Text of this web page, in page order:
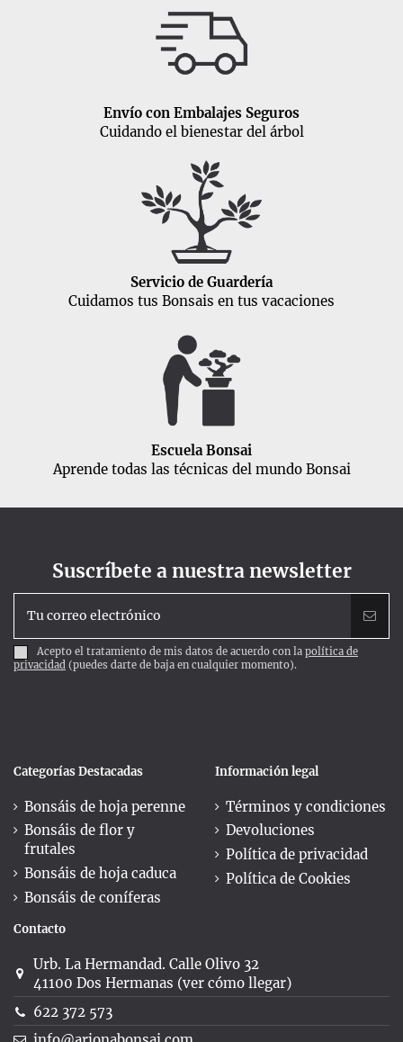
Envío con Embalajes Seguros
Cuidando el bienestar del árbol
Servicio de Guardería
Cuidamos tus Bonsais en tus vacaciones
Escuela Bonsai
Aprende todas las técnicas del mundo Bonsai
Suscríbete a nuestra newsletter
Acepto el tratamiento de mis datos de acuerdo con la política de
privacidad (puedes darte de baja en cualquier momento).
Categorías Destacadas
Bonsáis de hoja perenne
Bonsáis de flor y
frutales
Bonsáis de hoja caduca
Bonsáis de coníferas
Información legal
Términos y condiciones
Devoluciones
Política de privacidad
Política de Cookies
Contacto
Urb. La Hermandad. Calle Olivo 32
41100 Dos Hermanas (ver cómo llegar)
622 372 573